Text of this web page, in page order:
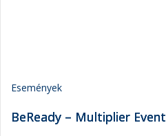
Események
BeReady – Multiplier Event